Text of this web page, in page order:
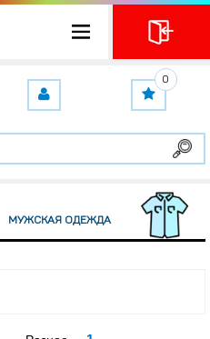
0
МУЖСКАЯ ОДЕЖДА